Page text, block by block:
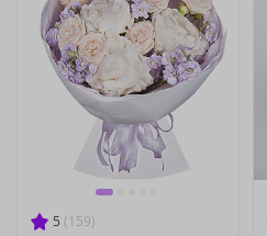
5 (159)